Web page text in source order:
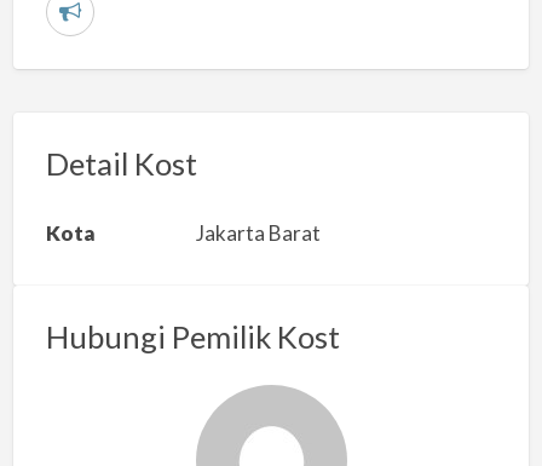
L
r
a
s
Detail Kost
Kota Jakarta Barat
Hubungi Pemilik Kost